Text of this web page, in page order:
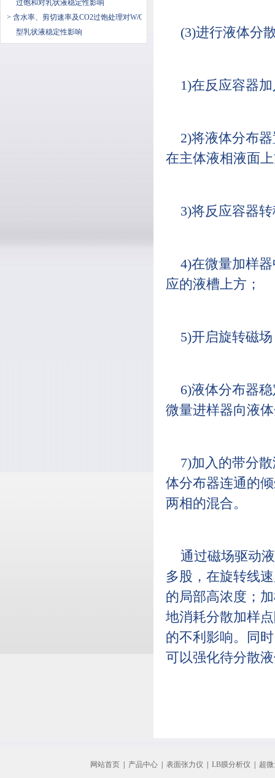
过饱和对乳状液稳定性影响
> 含水率、剪切速率及CO2过饱处理对W/O
型乳状液稳定性影响
(3)进行液体分
1)在反应容器
2)将液体分布
在主体液相液面
3)将反应容器
4)在微量加样
应的液槽上方；
5)开启旋转磁
6)液体分布器
微量进样器向液
7)加入的带分
体分布器连通的
两相的混合。
通过磁场驱动
多股，在旋转线
的局部高浓度；
地消耗分散加样
的不利影响。同
可以强化待分散
网站首页 产品中心 表面张力仪 LB膜分析仪 超